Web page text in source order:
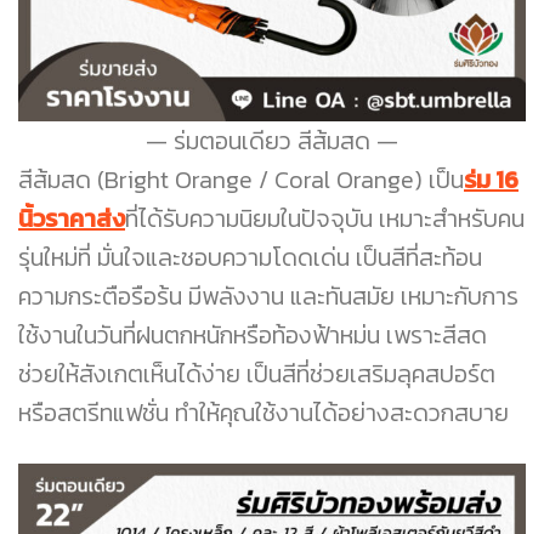
ร่มตอนเดียว สีส้มสด
สีส้มสด (Bright Orange / Coral Orange) เป็นร่ม 16
นิ้วราคาส่งที่ได้รับความนิยมในปัจจุบัน เหมาะสำหรับคน
รุ่นใหม่ที่ มั่นใจและชอบความโดดเด่น เป็นสีที่สะท้อน
ความกระตือรือร้น มีพลังงาน และทันสมัย เหมาะกับการ
ใช้งานในวันที่ฝนตกหนักหรือท้องฟ้าหม่น เพราะสีสด
ช่วยให้สังเกตเห็นได้ง่าย เป็นสีที่ช่วยเสริมลุคสปอร์ต
หรือสตรีทแฟชั่น ทำให้คุณใช้งานได้อย่างสะดวกสบาย